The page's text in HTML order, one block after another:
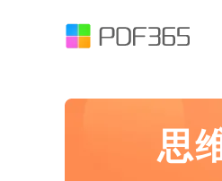
思